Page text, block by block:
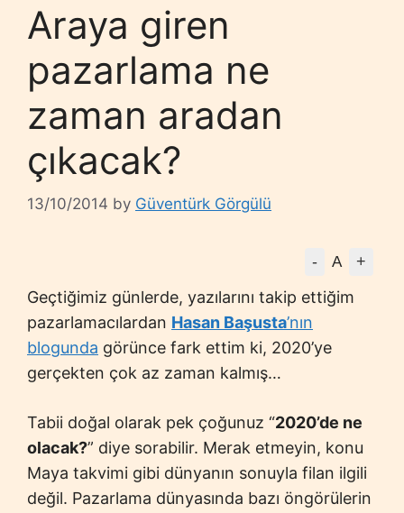
Araya giren
pazarlama ne
zaman aradan
çıkacak?
13/10/2014 by Güventürk Görgülü
- A +
Geçtiğimiz günlerde, yazılarını takip ettiğim
pazarlamacılardan Hasan Başusta’nın
blogunda görünce fark ettim ki, 2020’ye
gerçekten çok az zaman kalmış…
Tabii doğal olarak pek çoğunuz “2020’de ne
olacak?” diye sorabilir. Merak etmeyin, konu
Maya takvimi gibi dünyanın sonuyla filan ilgili
değil. Pazarlama dünyasında bazı öngörülerin